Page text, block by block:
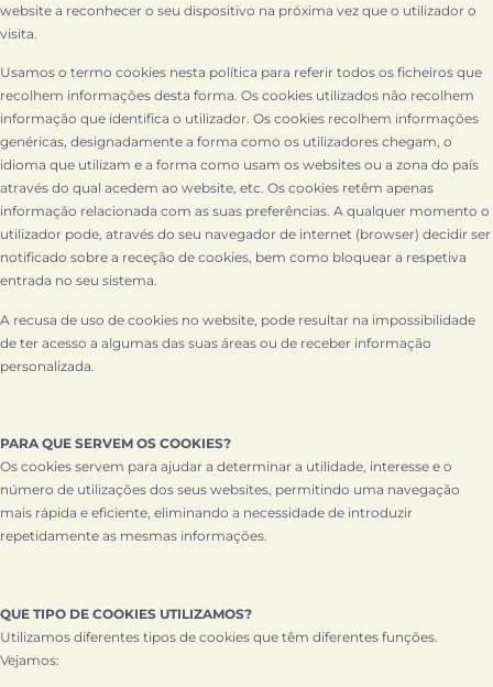
website a reconhecer o seu dispositivo na próxima vez que o utilizador o
visita.
Usamos o termo cookies nesta política para referir todos os ficheiros que
recolhem informações desta forma. Os cookies utilizados não recolhem
informação que identifica o utilizador. Os cookies recolhem informações
genéricas, designadamente a forma como os utilizadores chegam, o
idioma que utilizam e a forma como usam os websites ou a zona do país
através do qual acedem ao website, etc. Os cookies retêm apenas
informação relacionada com as suas preferências. A qualquer momento o
utilizador pode, através do seu navegador de internet (browser) decidir ser
notificado sobre a receção de cookies, bem como bloquear a respetiva
entrada no seu sistema.
A recusa de uso de cookies no website, pode resultar na impossibilidade
de ter acesso a algumas das suas áreas ou de receber informação
personalizada.
PARA QUE SERVEM OS COOKIES?
Os cookies servem para ajudar a determinar a utilidade, interesse e o
número de utilizações dos seus websites, permitindo uma navegação
mais rápida e eficiente, eliminando a necessidade de introduzir
repetidamente as mesmas informações.
QUE TIPO DE COOKIES UTILIZAMOS?
Utilizamos diferentes tipos de cookies que têm diferentes funções.
Vejamos: